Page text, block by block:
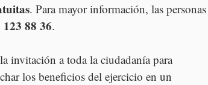
. Para mayor información, las personas
123 88 36.
invitación a toda la ciudadanía para
los beneficios del ejercicio en un